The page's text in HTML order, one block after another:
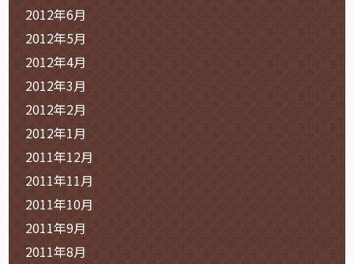
2012年6月
2012年5月
2012年4月
2012年3月
2012年2月
2012年1月
2011年12月
2011年11月
2011年10月
2011年9月
2011年8月